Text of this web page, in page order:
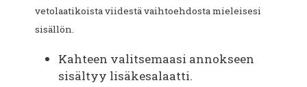
vetolaatikoista viidestä vaihtoehdosta mieleisesi
sisällön.
Kahteen valitsemaasi annokseen
sisältyy lisäkesalaatti.